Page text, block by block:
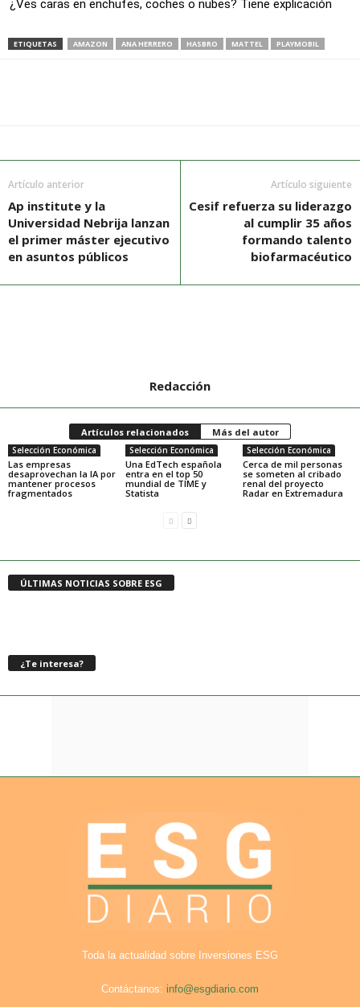
¿Ves caras en enchufes, coches o nubes? Tiene explicación
ETIQUETAS AMAZON ANA HERRERO HASBRO MATTEL PLAYMOBIL
Artículo anterior
Ap institute y la
Universidad Nebrija lanzan
el primer máster ejecutivo
en asuntos públicos
Artículo siguiente
Cesif refuerza su liderazgo
al cumplir 35 años
formando talento
biofarmacéutico
Redacción
Artículos relacionados Más del autor
Selección Económica
Las empresas
desaprovechan la IA por
mantener procesos
fragmentados
Selección Económica
Una EdTech española
entra en el top 50
mundial de TIME y
Statista
Selección Económica
Cerca de mil personas
se someten al cribado
renal del proyecto
Radar en Extremadura
ÚLTIMAS NOTICIAS SOBRE ESG
¿Te interesa?
Toda la actualidad sobre Inversiones ESG
Contáctanos: info@esgdiario.com